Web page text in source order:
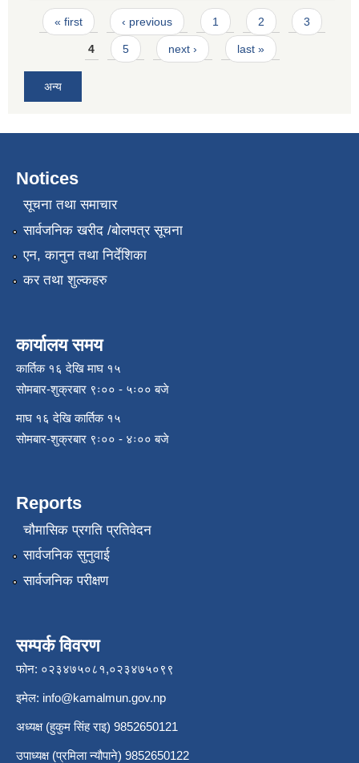
Pages
« first ‹ previous 1 2 3
4 5 next › last »
अन्य
Notices
सूचना तथा समाचार
सार्वजनिक खरीद /बोलपत्र सूचना
एन, कानुन तथा निर्देशिका
कर तथा शुल्कहरु
कार्यालय समय
कार्तिक १६ देखि माघ १५
सोमबार-शुक्रबार ९ः०० - ५ः०० बजे
माघ १६ देखि कार्तिक १५
सोमबार-शुक्रबार ९ः०० - ४ः०० बजे
Reports
चौमासिक प्रगति प्रतिवेदन
सार्वजनिक सुनुवाई
सार्वजनिक परीक्षण
सम्पर्क विवरण
फोन: ०२३४७५०८१,०२३४७५०९९
इमेल: info@kamalmun.gov.np
अध्यक्ष (हुकुम सिंह राइ) 9852650121
उपाध्यक्ष (प्रमिला न्यौपाने) 9852650122